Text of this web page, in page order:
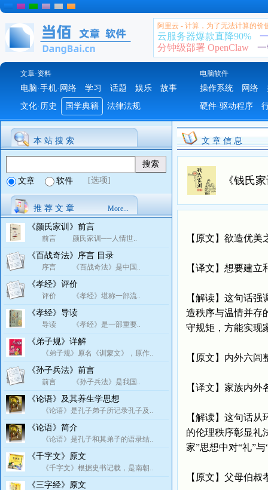
阿里云 - 计算，为了无法计算的价
云服务器爆款直降90%
分钟级部署 OpenClaw
文章·资料 电脑软件
电脑·手机·网络 学习 话题 娱乐
故事
文化·历史
国学典籍 法律法规
操作系统 网络
硬件·驱动程序
本 站 搜 索
文章 软件 [选项]
推 荐 文 章 More...
《颜氏家训》前言
前言 颜氏家训──人情世..
《百战奇法》序言 目录
序言 《百战奇法》是中国..
《孝经》评价
评价 《孝经》堪称一部流..
《孝经》导读
导读 《孝经》是一部重要..
《弟子规》详解
《弟子规》原名《训蒙文》，原作..
《孙子兵法》前言
前言 《孙子兵法》是我国..
《论语》及其养生学思想
《论语》是孔子弟子所记录孔子及..
《论语》简介
《论语》是孔子和其弟子的语录结..
《千字文》原文
《千字文》根据史书记载，是南朝..
《三字经》原文
文 章 信 息
《钱氏
【原文】欲造优
【译文】想要建
【解读】这句话
造秩序与温情并存
守规矩，方能实现
【原文】内外六
【译文】家族内
【解读】这句话
的伦理秩序彰显礼
家”思想中对“礼”
【原文】父母伯